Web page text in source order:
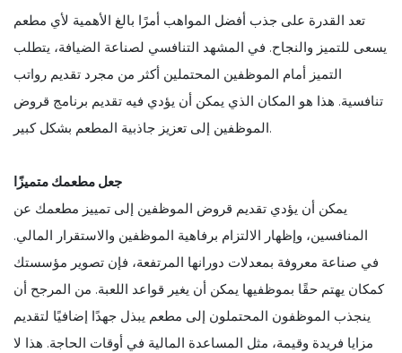
تعد القدرة على جذب أفضل المواهب أمرًا بالغ الأهمية لأي مطعم
يسعى للتميز والنجاح. في المشهد التنافسي لصناعة الضيافة، يتطلب
التميز أمام الموظفين المحتملين أكثر من مجرد تقديم رواتب
تنافسية. هذا هو المكان الذي يمكن أن يؤدي فيه تقديم برنامج قروض
الموظفين إلى تعزيز جاذبية المطعم بشكل كبير.
جعل مطعمك متميزًا
يمكن أن يؤدي تقديم قروض الموظفين إلى تمييز مطعمك عن
المنافسين، وإظهار الالتزام برفاهية الموظفين والاستقرار المالي.
في صناعة معروفة بمعدلات دورانها المرتفعة، فإن تصوير مؤسستك
كمكان يهتم حقًا بموظفيها يمكن أن يغير قواعد اللعبة. من المرجح أن
ينجذب الموظفون المحتملون إلى مطعم يبذل جهدًا إضافيًا لتقديم
مزايا فريدة وقيمة، مثل المساعدة المالية في أوقات الحاجة. هذا لا